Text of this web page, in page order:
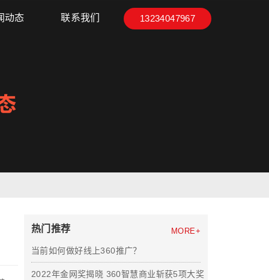
动态 联系我们 13234047967
热门推荐 MORE+
当前如何做好线上360推广？
2022年金网奖揭晓 360智慧商业斩获5项大奖